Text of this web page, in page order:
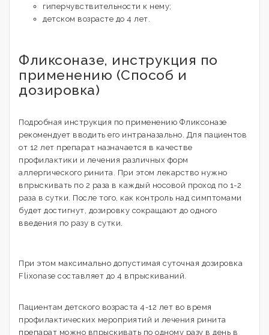
гиперчувствительности к нему;
детском возрасте до 4 лет.
Фликсоназе, инструкция по
применению (Способ и
дозировка)
Подробная инструкция по применению Фликсоназе
рекомендует вводить его интраназально. Для пациентов
от 12 лет препарат назначается в качестве
профилактики и лечения различных форм
аллергического ринита. При этом лекарство нужно
впрыскивать по 2 раза в каждый носовой проход по 1-2
раза в сутки. После того, как контроль над симптомами
будет достигнут, дозировку сокращают до одного
введения по разу в сутки.
При этом максимально допустимая суточная дозировка
Flixonase составляет до 4 впрыскиваний.
Пациентам детского возраста 4-12 лет во время
профилактических мероприятий и лечения ринита
препарат можно впрыскивать по одному разу в день в